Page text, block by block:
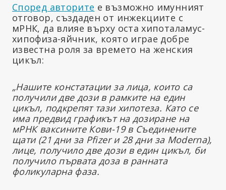
Според авторите е възможно имунният
отговор, създаден от инжекциите с
мРНК, да влияе върху оста хипоталамус-
хипофиза-яйчник, която играе добре
известна роля за времето на женския
цикъл:
„Нашите констатации за лица, които са
получили две дози в рамките на един
цикъл, подкрепят тази хипотеза. Като се
има предвид графикът на дозиране на
мРНК ваксините Кови-19 в Съединените
щати (21 дни за Pfizer и 28 дни за Moderna),
лице, получило две дози в един цикъл, би
получило първата доза в ранната
фоликуларна фаза.